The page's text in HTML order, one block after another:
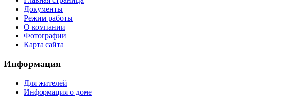
Документы
Режим работы
О компании
Фотографии
Карта сайта
Информация
Для жителей
Информация о доме